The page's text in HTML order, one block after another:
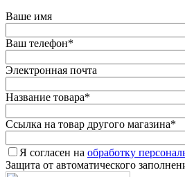
Ваше имя
Ваш телефон*
Электронная почта
Название товара*
Ссылка на товар другого магазина*
Я согласен на обработку
Защита от автоматического